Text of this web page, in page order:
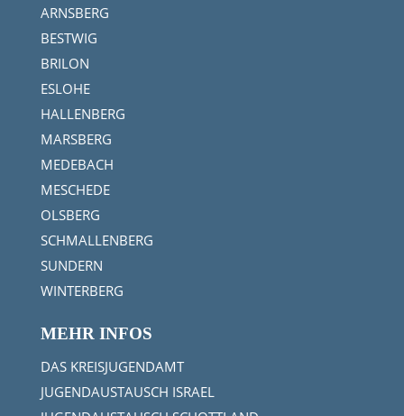
ARNSBERG
BESTWIG
BRILON
ESLOHE
HALLENBERG
MARSBERG
MEDEBACH
MESCHEDE
OLSBERG
SCHMALLENBERG
SUNDERN
WINTERBERG
MEHR INFOS
DAS KREISJUGENDAMT
JUGENDAUSTAUSCH ISRAEL